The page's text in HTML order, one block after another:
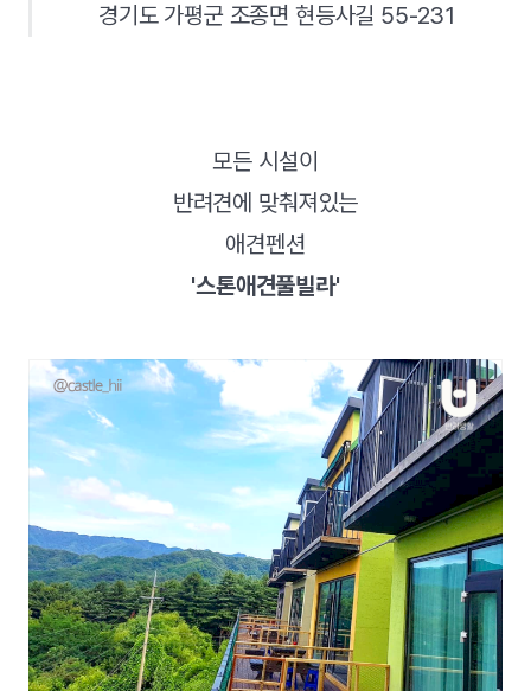
경기도 가평군 조종면 현등사길 55-231
모든 시설이
반려견에 맞춰져있는
애견펜션
'스톤애견풀빌라'